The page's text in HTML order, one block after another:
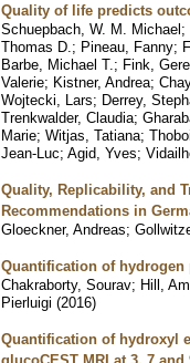
Quality of life predicts
Schuepbach, W. M. Michael;
Thomas D. ; Pineau, Fanny;
Barbe, Michael T. ; Fink,
Valerie; Kistner, Andrea;
Wojtecki, Lars; Derrey,
Trenkwalder, Claudia;
Marie; Witjas, Tatiana;
Jean-Luc; Agid, Yves;
Quality, Replicability, and
Recommendations in
Gloeckner, Andreas;
Quantification of
Chakraborty, Sourav; Hill,
Pierluigi (2016)
Quantification of hydroxyl